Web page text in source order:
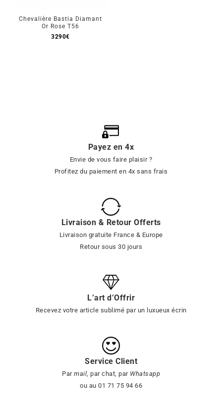
Chevalière Bastia Diamant
Or Rose T56
3290€
Payez en 4x
Envie de vous faire plaisir ?
Profitez du paiement en 4x sans frais
Livraison & Retour Offerts
Livraison gratuite France & Europe
Retour sous 30 jours
L’art d’Offrir
Recevez votre article sublimé par un luxueux écrin
Service Client
Par mail , par chat, parWhatsapp
ou au 01 71 75 94 66